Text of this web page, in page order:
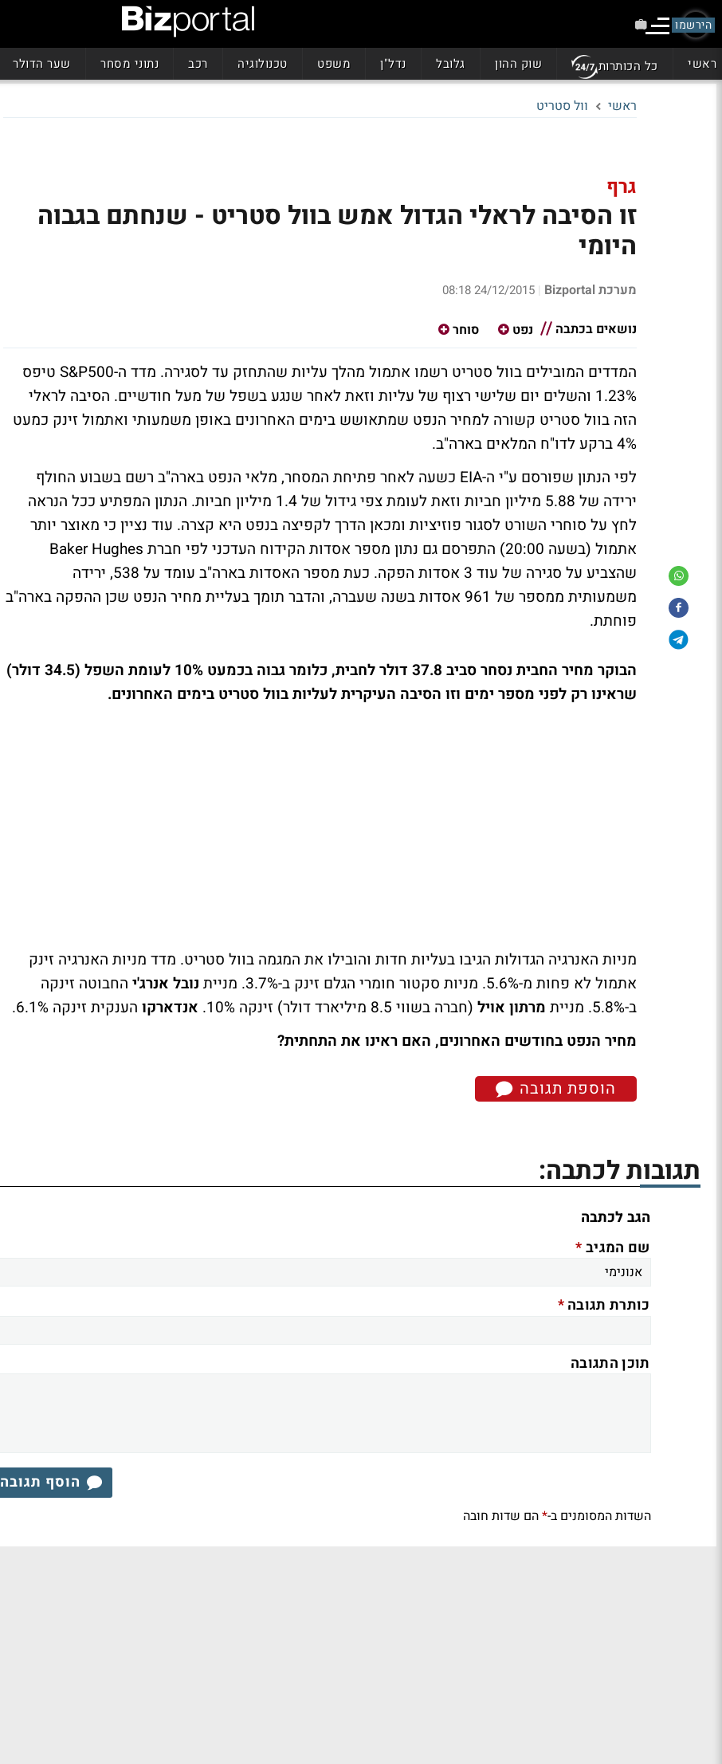
הירשמו
ראשי כל הכותרות שוק ההון גלובל נדל"ן משפט טכנולוגיה רכב נתוני מסחר שער הדולר
ראשי וול סטריט
גרף
זו הסיבה לראלי הגדול אמש בוול סטריט - שנחתם בגבוה
היומי
מערכת Bizportal |
24/12/2015 08:18
נושאים בכתבה נפט סוחר
המדדים המובילים בוול סטריט רשמו אתמול מהלך עליות שהתחזק עד לסגירה. מדד ה-S&P500 טיפס
1.23% והשלים יום שלישי רצוף של עליות וזאת לאחר שנגע בשפל של מעל חודשיים. הסיבה לראלי
הזה בוול סטריט קשורה למחיר הנפט שמתאושש בימים האחרונים באופן משמעותי ואתמול זינק כמעט
4% ברקע לדו"ח המלאים בארה"ב.
לפי הנתון שפורסם ע"י ה-EIA כשעה לאחר פתיחת המסחר, מלאי הנפט בארה"ב רשם בשבוע החולף
ירידה של 5.88 מיליון חביות וזאת לעומת צפי גידול של 1.4 מיליון חביות. הנתון המפתיע ככל הנראה
לחץ על סוחרי השורט לסגור פוזיציות ומכאן הדרך לקפיצה בנפט היא קצרה. עוד נציין כי מאוצר יותר
אתמול (בשעה 20:00) התפרסם גם נתון מספר אסדות הקידוח העדכני לפי חברת Baker Hughes
שהצביע על סגירה של עוד 3 אסדות הפקה. כעת מספר האסדות בארה"ב עומד על 538, ירידה
משמעותית ממספר של 961 אסדות בשנה שעברה, והדבר תומך בעליית מחיר הנפט שכן ההפקה בארה"ב
פוחתת.
הבוקר מחיר החבית נסחר סביב 37.8 דולר לחבית, כלומר גבוה בכמעט 10% לעומת השפל (34.5 דולר)
שראינו רק לפני מספר ימים וזו הסיבה העיקרית לעליות בוול סטריט בימים האחרונים.
מניות האנרגיה הגדולות הגיבו בעליות חדות והובילו את המגמה בוול סטריט. מדד מניות האנרגיה זינק
אתמול לא פחות מ-5.6%. מניות סקטור חומרי הגלם זינק ב-3.7%. מניית
נובל אנרג'י החבוטה זינקה
ב-5.8%. מניית
מרתון אויל (חברה בשווי 8.5 מיליארד דולר) זינקה 10%. אנדארקו הענקית זינקה 6.1%.
מחיר הנפט בחודשים האחרונים, האם ראינו את התחתית?
הוספת תגובה
תגובות לכתבה:
הגב לכתבה
שם המגיב*
כותרת תגובה*
תוכן התגובה
הוסף תגובה
השדות המסומנים ב-*הם שדות חובה